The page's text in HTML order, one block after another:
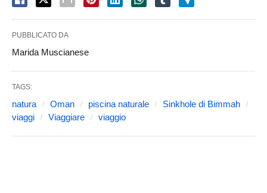
PUBBLICATO DA
Marida Muscianese
TAGS:
natura Oman piscina naturale
Sinkhole di Bimmah
viaggi
Viaggiare viaggio